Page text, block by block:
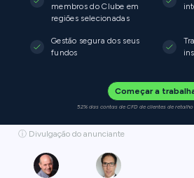
membros do Clube em
regiões selecionadas
Gestão segura dos seus
fundos
Começar a
52% das contas de CFD de clientes de
ⓘ Divulgação do anunciante